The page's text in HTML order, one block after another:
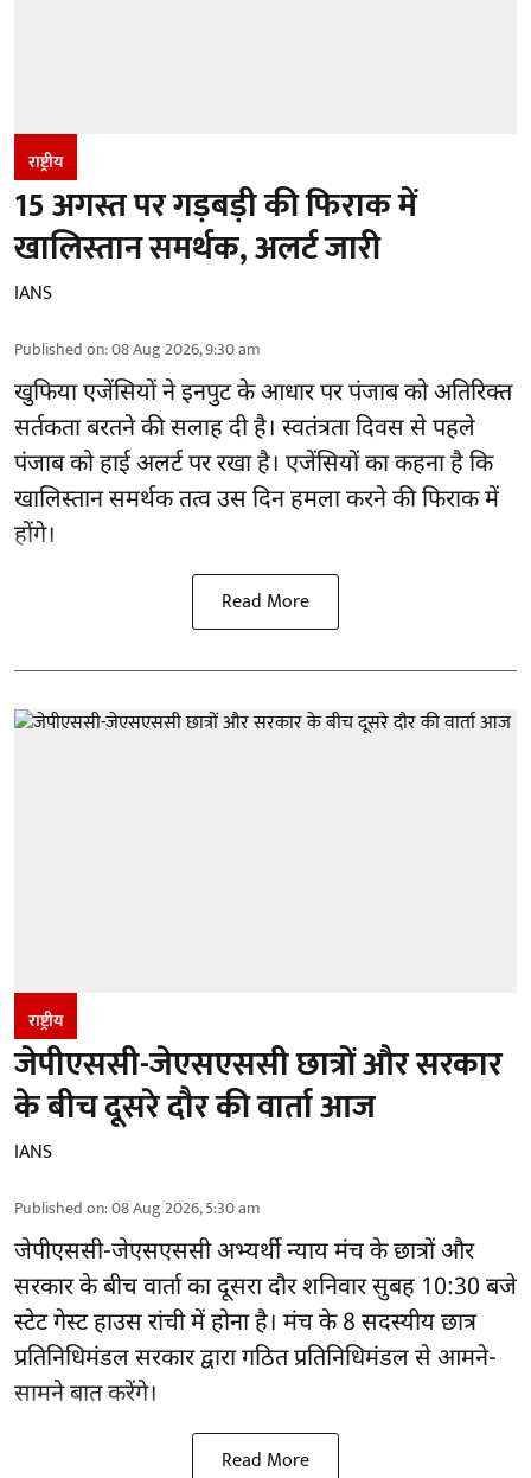
राष्ट्रीय
15 अगस्त पर गड़बड़ी की फिराक में
खालिस्तान समर्थक, अलर्ट जारी
IANS
Published on:08 Aug 2026, 9:30 am
खुफिया एजेंसियों ने इनपुट के आधार पर पंजाब को अतिरिक्त
सर्तकता बरतने की सलाह दी है। स्वतंत्रता दिवस से पहले
पंजाबको हाई अलर्ट पर रखा है। एजेंसियों का कहना है कि
खालिस्तान समर्थक तत्व उस दिन हमला करने की फिराक में
होंगे।
Read More
राष्ट्रीय
जेपीएससी-जेएसएससी छात्रों और सरकार
के बीच दूसरे दौर की वार्ता आज
IANS
Published on:08 Aug 2026, 5:30 am
जेपीएससी-जेएसएससी अभ्यर्थीन्याय मंच के छात्रों और
सरकार के बीच वार्ता का दूसरा दौर शनिवार सुबह 10:30 बजे
स्टेट गेस्ट हाउस रांची में होना है। मंच के 8 सदस्यीय छात्र
प्रतिनिधिमंडल सरकार द्वारा गठित प्रतिनिधिमंडल से आमने-
सामने बात करेंगे।
Read More